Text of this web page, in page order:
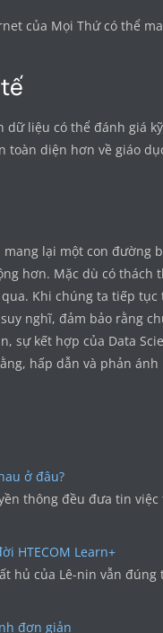
của Mọi Thứ có thể
liệu có thể đánh giá
toàn diện hơn về giáo
mang lại một con
hơn. Mặc dù có
Khi chúng ta tiếp
nghĩ, đảm bảo rằng
sự kết hợp của Data
hấp dẫn và phản
ở đâu?
thông đều đưa tin
HTECOM Learn+
hủ của Lê-nin vẫn
đơn giản